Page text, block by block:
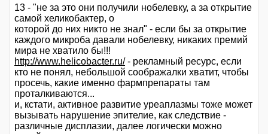
13 - "не за это они получили нобелевку, а за открытие
самой хеликобактер, о
которой до них никто не знал" - если бы за открытие
каждого микроба давали нобелевку, никаких премий
мира не хватило бы!!!
http://www.helicobacter.ru/- рекламный ресурс, если
кто не понял, небольшой соображалки хватит, чтобы
просечь, какие именно фармпрепараты там
проталкиваются...
и, кстати, активное развитие уреаплазмы тоже может
вызывать нарушение эпителие, как следствие -
различные дисплазии, далее логически можно